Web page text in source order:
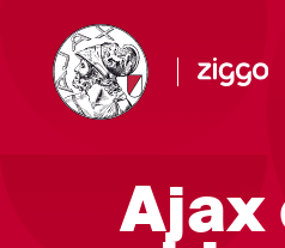
Ajax